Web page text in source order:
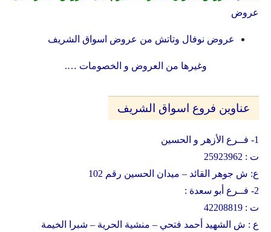
عروض
عروض نوفال وتاتش من عروض اسواق الشريف
وغيرها من العروض و الخصومات ….
عناوين فروع اسواق الشريف
1- فــرع الأزهر و الحسين
ت : 25923962
ع: ش جوهر القائد – ميدان الحسين رقم 102
2- فــرع أبو سعدة :
ت : 42208819
ع : ش الشهيد أحمد فتحي – منشية الحرية – شبرا الخيمة